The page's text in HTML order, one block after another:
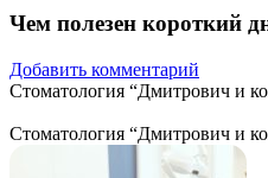
Чем полезен короткий
Добавить комментарий
Стоматология “Дмитрович и
Стоматология “Дмитрович и